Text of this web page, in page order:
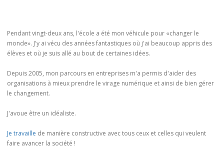
Pendant vingt-deux ans, l'école a été mon véhicule pour «changer le
monde». J'y ai vécu des années fantastiques où j'ai beaucoup appris des
élèves et où je suis allé au bout de certaines idées.
Depuis 2005, mon parcours en entreprises m'a permis d'aider des
organisations à mieux prendre le virage numérique et ainsi de bien gérer
le changement.
J'avoue être un idéaliste.
Je travaille de manière constructive avec tous ceux et celles qui veulent
faire avancer la société !